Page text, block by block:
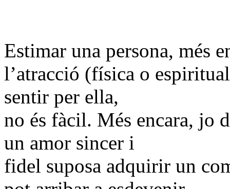
Estimar una persona, més
l’atracció (física o
sentir per ella,
no és fàcil. Més encara, jo
un amor sincer i
fidel suposa adquirir un